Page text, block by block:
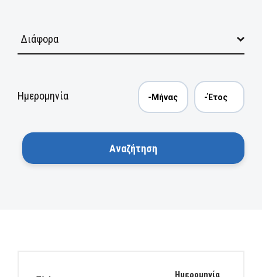
Ημερομηνία
Ημερομηνία